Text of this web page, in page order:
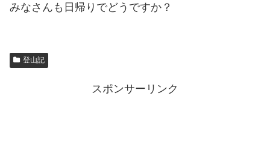
みなさんも日帰りでどうですか？
登山記
スポンサーリンク